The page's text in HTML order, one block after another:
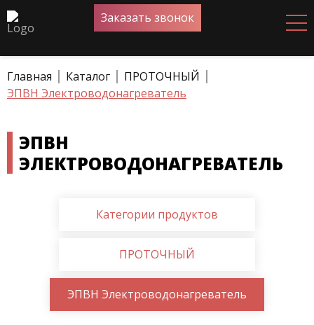
Заказать звонок
Главная Каталог
ПРОТОЧНЫЙ
ЭПВН Электроводонагреватель
ЭПВН
ЭЛЕКТРОВОДОНАГРЕВАТЕЛЬ
Категории продуктов
ПРОТОЧНЫЙ
ЭПВН Электроводонагреватель